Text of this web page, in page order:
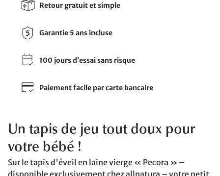
Retour gratuit et simple
Garantie 5 ans incluse
100 jours d’essai sans risque
Paiement facile par carte bancaire
Un tapis de jeu tout doux pour
votre bébé !
Sur le tapis d'éveil en laine vierge « Pecora » –
disponible exclusivement chez allnatura – votre petit